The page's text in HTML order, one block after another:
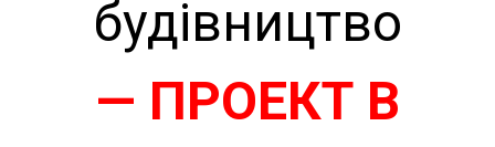
будівництво
— ПРОЕКТ В